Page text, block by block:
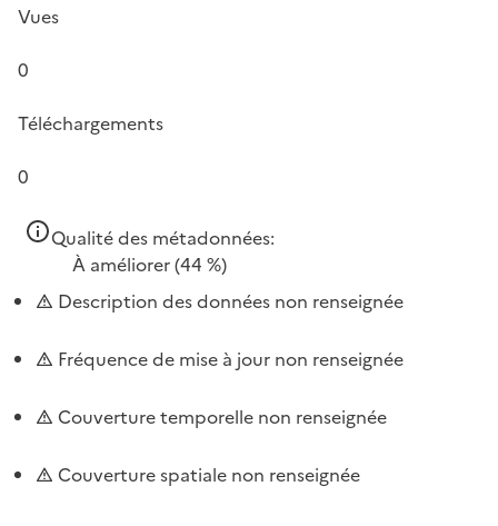
Vues
0
Téléchargements
0
Qualité des métadonnées:
À améliorer(44 %)
Description des données non renseignée
Fréquence de mise à jour non renseignée
Couverture temporelle non renseignée
Couverture spatiale non renseignée